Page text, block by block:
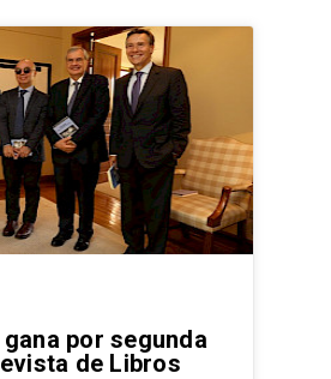
por segunda
de Libros